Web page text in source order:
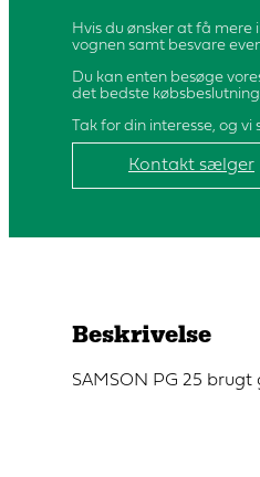
Hvis du ønsker at få
vognen samt besvare
Du kan enten besøge
det bedste
Tak for din interesse, og
Kontakt sælger
Beskrivelse
SAMSON PG 25